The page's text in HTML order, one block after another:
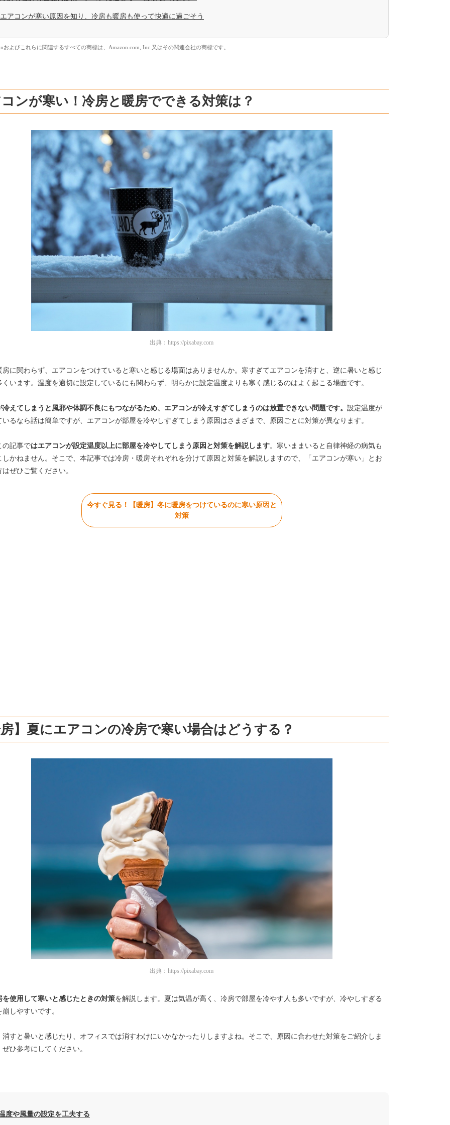
エアコンが寒い原因を知り、冷房も暖房も使って快適に過ごそう
およびこれらに関連するすべての商標は、Amazon.com, Inc.又はその関連会社の商標です。
ンが寒い！冷房と暖房でできる対策は？
出典： https://pixabay.com
房に関わらず、エアコンをつけていると寒いと感じる場面はありませんか。寒すぎてエアコンを消すと、逆に暑いと感じ
くいます。温度を適切に設定しているにも関わらず、明らかに設定温度よりも寒く感じるのはよく起こる場面です。
冷えてしまうと風邪や体調不良にもつながるため、エアコンが冷えすぎてしまうのは放置できない問題です。 設定温度が
いるなら話は簡単ですが、エアコンが部屋を冷やしすぎてしまう原因はさまざまで、原因ごとに対策が異なります。
の記事ではエアコンが設定温度以上に部屋を冷やしてしまう原因と対策を解説します。寒いままいると自律神経の病気も
しかねません。そこで、本記事では冷房・暖房それぞれを分けて原因と対策を解説しますので、「エアコンが寒い」とお
ぜひご覧ください。
今すぐ見る！【暖房】冬に暖房をつけているのに寒い原因と
対策
】夏にエアコンの冷房で寒い場合はどうする？
出典： https://pixabay.com
を使用して寒いと感じたときの対策を解説します。夏は気温が高く、冷房で部屋を冷やす人も多いですが、冷やしすぎる
しやすいです。
消すと暑いと感じたり、オフィスでは消すわけにいかなかったりしますよね。そこで、原因に合わせた対策をご紹介しま
ひ参考にしてください。
度や風量の設定を工夫する